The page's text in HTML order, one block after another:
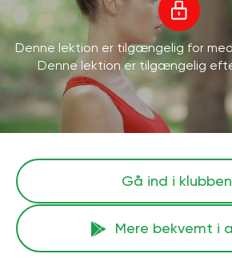
Denne lektion er tilgængelig for
Denne lektion er tilgængelig
Gå ind i klubben
Mere bekvemt i